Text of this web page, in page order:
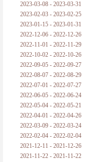
2023-03-08 - 2023-03-31
2023-02-03 - 2023-02-25
2023-01-15 - 2023-01-31
2022-12-06 - 2022-12-26
2022-11-01 - 2022-11-29
2022-10-02 - 2022-10-26
2022-09-05 - 2022-09-27
2022-08-07 - 2022-08-29
2022-07-01 - 2022-07-27
2022-06-05 - 2022-06-24
2022-05-04 - 2022-05-21
2022-04-01 - 2022-04-26
2022-03-09 - 2022-03-24
2022-02-04 - 2022-02-04
2021-12-11 - 2021-12-26
2021-11-22 - 2021-11-22